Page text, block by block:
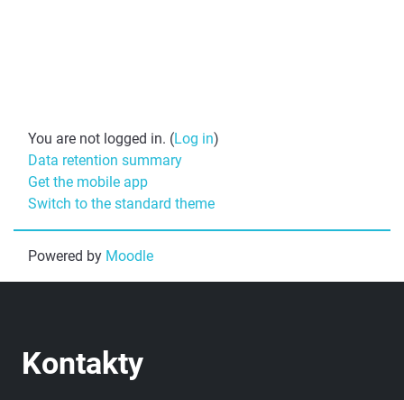
You are not logged in. (Log in)
Data retention summary
Get the mobile app
Switch to the standard theme
Powered by Moodle
Kontakty